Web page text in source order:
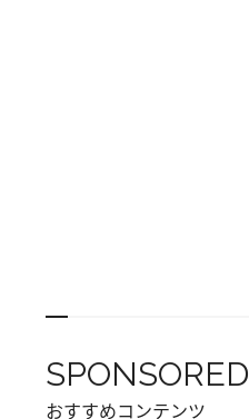
SPONSORED
おすすめコンテンツ